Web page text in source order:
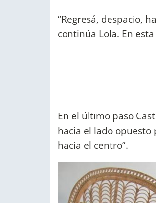
“Regresá, despacio,
continúa Lola. En
En el último paso
hacia el lado
hacia el centro”.